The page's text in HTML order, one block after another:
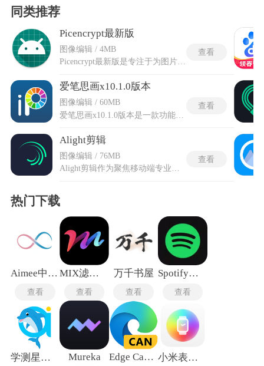
同类推荐
Picencrypt最新版
图像编辑 / 4MB
查看
爱笔思画x10.1.0版本
图像编辑 / 60MB
查看
Alight剪辑
图像编辑 / 76MB
Alight剪辑作为聚焦移动端专业级动画与视频后期制作的应用，将多轨道时间线编辑与关键帧动画引擎直接引入手机屏幕，在项目内可同时堆叠图像、音频、形状及文字等任意图层，对每一层的位置坐标、缩放比例、旋转角度、透明度数值逐帧设定变化轨迹，从而让静止素材产生运动。alight motion剪辑软件内置一张完整的贝塞尔曲线图表，运动节奏的快慢缓急是通过手动拖拽控制杆自由捏合加速与减速曲线，实现从弹性弹跳到凌厉冲击等多种风格。支持导入并编辑矢量图形文件，导出时不会因放大而出现锯齿。
查看
热门下载
Aimee中文版
查看
MIX滤镜大师
查看
万千书屋
查看
Spotify安卓版
查看
学测星最新版 Mureka Edge Canary 小米表盘自定义工具最新版